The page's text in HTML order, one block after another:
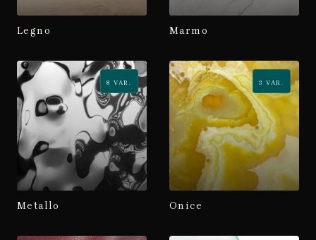
Legno Marmo
8 VAR.
Metallo
3 VAR.
Onice